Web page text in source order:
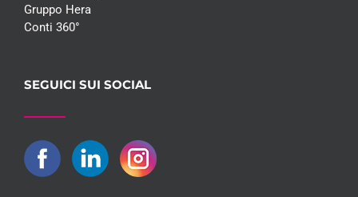
Gruppo Hera
Conti 360°
SEGUICI SUI SOCIAL